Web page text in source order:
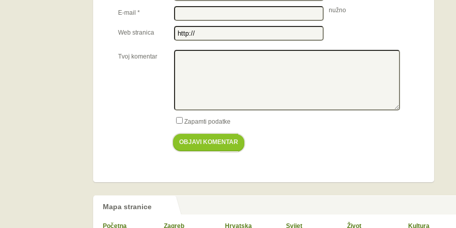
E-mail * nužno
Web stranica
Tvoj komentar
Zapamti podatke
OBJAVI KOMENTAR
Mapa stranice
Početna Zagreb Hrvatska Svijet Život Kultura